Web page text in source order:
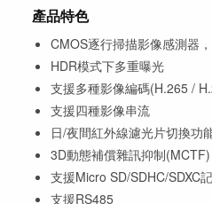
產品特色
CMOS逐行掃描影像感測器
HDR模式下多重曝光
支援多種影像編碼(H.265 /
支援四種影像串流
日/夜間紅外線濾光片切換功
3D動態補償雜訊抑制(MCTF)
支援Micro SD/SDHC/SDXC
支援RS485